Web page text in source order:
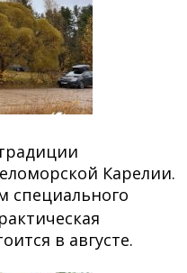
Карелии.
в августе.